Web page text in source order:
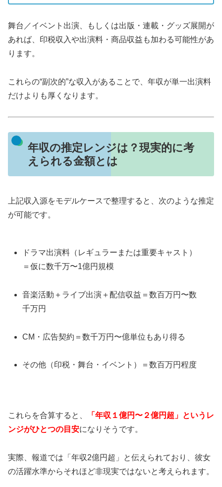
舞台／イベント出演、もしくは出版・連載・グッズ展開が
あれば、印税収入や出演料・商品収益も加わる可能性があ
ります。
これらの“副次的”な収入があることで、年収が単一出演料
だけよりも厚くなります。
年収の推定レンジは？現実的に考
えられる金額とは
上記収入源をモデルケースで整理すると、次のような推定
が可能です。
ドラマ出演料（レギュラーまたは重要キャスト）
＝仮に数千万〜1億円規模
音楽活動＋ライブ出演＋配信収益＝数百万円〜数
千万円
CM・広告契約＝数千万円〜億単位もあり得る
その他（印税・舞台・イベント）＝数百万円程度
これらを合算すると、
「年収１億円〜２億円超」というレ
ンジがひとつの目安になりそうです。
実際、報道では「年収2億円超」と伝えられており、彼女
の活躍水準からそれほど非現実ではないと考えられます。